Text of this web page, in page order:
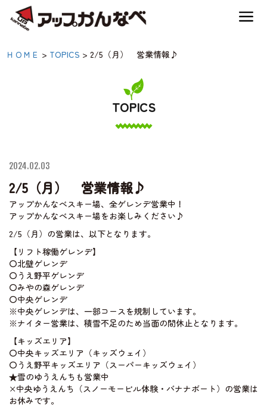
2/5（月） 営業情報♪|
【公式】アップかんなべ
｜兵庫県豊岡市・関西
アウトドア・キャンプ
夏のスキー場も「かなり遊べる」！
神鍋高原アクティビティ
宿泊案内
神鍋高原体育館
ＨＯＭＥ > TOPICS > 2/5（月） 営業情報♪
TOPICS
2024.02.03
2/5（月） 営業情報♪
アップかんなべスキー場、全ゲレンデ営業中！
アップかんなべスキー場をお楽しみください♪
2/5（月）の営業は、以下となります。
【リフト稼働ゲレンデ】
〇北壁ゲレンデ
〇うえ野平ゲレンデ
〇みやの森ゲレンデ
〇中央ゲレンデ
※中央ゲレンデは、一部コースを規制しています。
※ナイター営業は、積雪不足のため当面の間休止となります。
【キッズエリア】
〇中央キッズエリア（キッズウェイ）
〇うえ野平キッズエリア（スーパーキッズウェイ）
★雪のゆうえんちも営業中
×中央ゆうえんち（スノーモービル体験・バナナボート）の営業は
お休みです。